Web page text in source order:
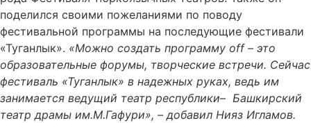
поделился своими пожеланиями по поводу
фестивальной программы на последующие фестивали
«Туганлык». «Можно создать программу off– это
образовательные форумы, творческие встречи. Сейчас
фестиваль «Туганлык» в надежных руках, ведь им
занимается ведущий театр республики– Башкирский
театр драмы им.М.Гафури», – добавил Нияз Игламов.